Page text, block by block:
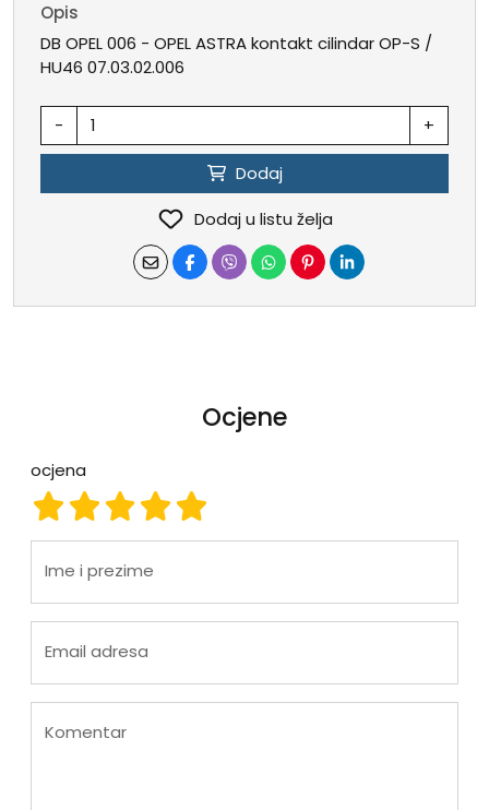
Opis
DB OPEL 006 - OPEL ASTRA kontakt cilindar OP-S /
HU46 07.03.02.006
- +
Dodaj
Dodaj u listu želja
Ocjene
ocjena
ocjena 5
ocjena 4
ocjena 3
ocjena 2
ocjena 1
Ime i prezime
Email adresa
Komentar